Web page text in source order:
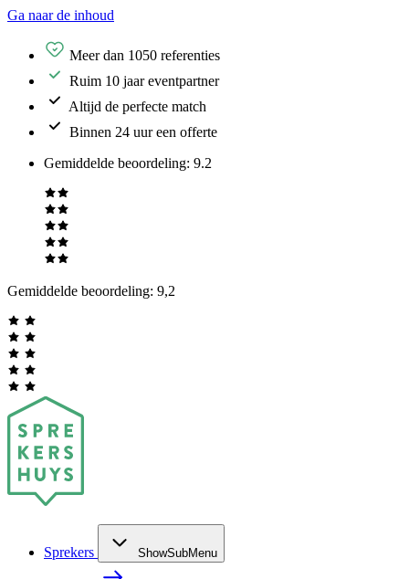
Ga naar de inhoud
Meer dan 1050 referenties
Ruim 10 jaar eventpartner
Altijd de perfecte match
Binnen 24 uur een offerte
Gemiddelde beoordeling: 9.2
Gemiddelde beoordeling: 9,2
Sprekers ShowSubMenu